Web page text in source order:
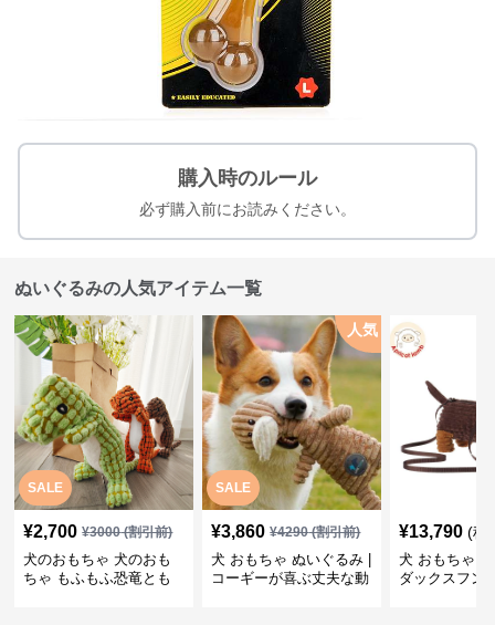
購入時のルール
必ず購入前にお読みください。
ぬいぐるみの人気アイテム一覧
SALE
¥2,700 ¥3000(割引前)
犬のおもちゃ 犬のおも
ちゃ もふもふ恐竜とも
SALE
人気
¥3,860 ¥4290(割引前)
犬 おもちゃ ぬいぐるみ |
コーギーが喜ぶ丈夫な動
¥13,790 (税
犬 おもちゃ
ダックスフン